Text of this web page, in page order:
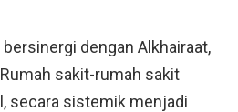
dengan Alkhairaat,
sakit-rumah sakit
secara sistemik menjadi